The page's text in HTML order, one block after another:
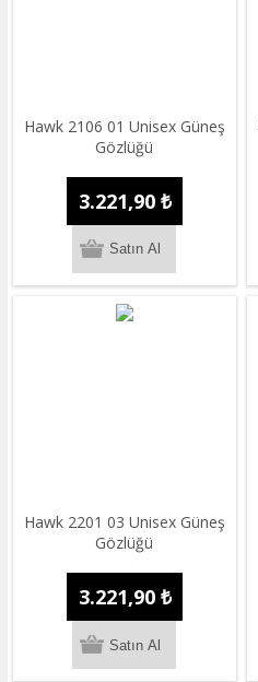
Hawk 2106 01 Unisex Güneş
Gözlüğü
3.221,90 ₺
Hawk 2201 03 Unisex Güneş
Gözlüğü
3.221,90 ₺